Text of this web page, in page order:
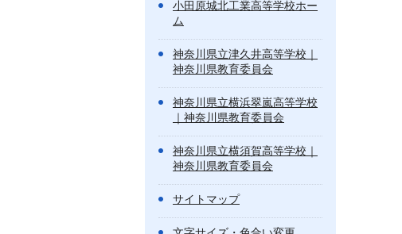
小田原城北工業高等学校ホー
ム
神奈川県立津久井高等学校｜
神奈川県教育委員会
神奈川県立横浜翠嵐高等学校
｜神奈川県教育委員会
神奈川県立横須賀高等学校｜
神奈川県教育委員会
サイトマップ